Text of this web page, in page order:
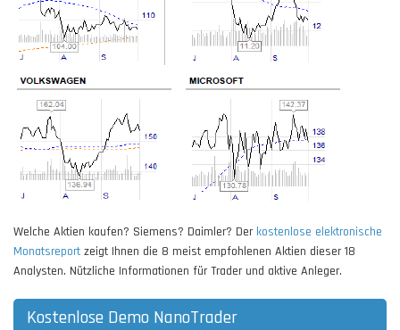
Welche Aktien kaufen? Siemens? Daimler? Der kostenlose elektronische
Monatsreport zeigt Ihnen die 8 meist empfohlenen Aktien dieser 18
Analysten. Nützliche Informationen für Trader und aktive Anleger.
Kostenlose Demo NanoTrader